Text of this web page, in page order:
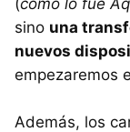
sino una
nuevos
empezaremos
Además, los